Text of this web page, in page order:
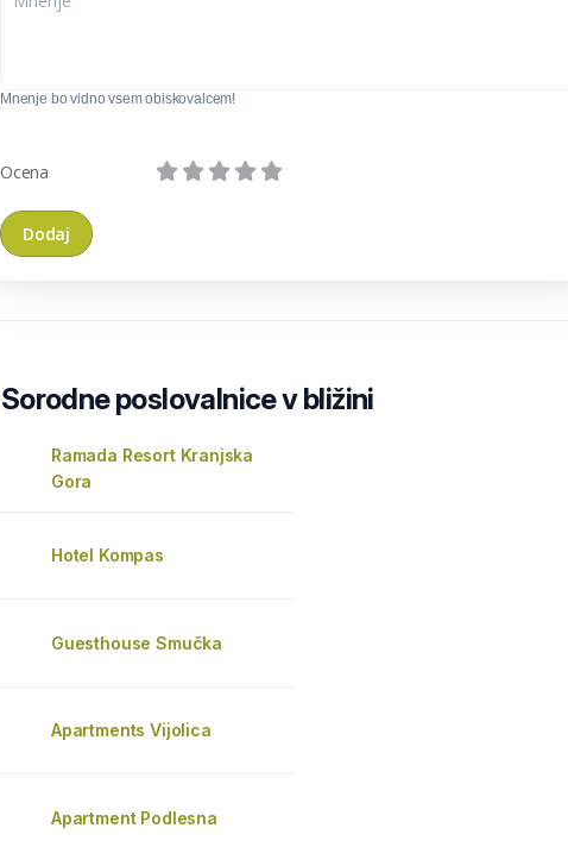
Mnenje bo vidno vsem obiskovalcem!
Ocena
Sorodne poslovalnice v bližini
Ramada Resort Kranjska
Gora
Hotel Kompas
Guesthouse Smučka
Apartments Vijolica
Apartment Podlesna